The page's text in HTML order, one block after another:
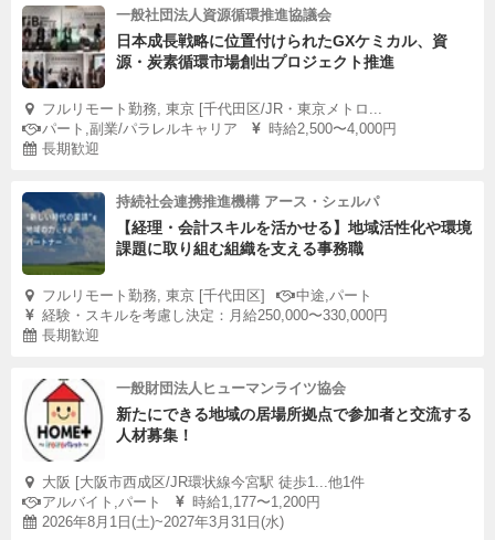
一般社団法人資源循環推進協議会
日本成長戦略に位置付けられたGXケミカル、資
源・炭素循環市場創出プロジェクト推進
フルリモート勤務, 東京 [千代田区/JR・東京メトロ...
パート,副業/パラレルキャリア
時給2,500〜4,000円
長期歓迎
持続社会連携推進機構 アース・シェルパ
【経理・会計スキルを活かせる】地域活性化や環境
課題に取り組む組織を支える事務職
フルリモート勤務, 東京 [千代田区]
中途,パート
経験・スキルを考慮し決定：月給250,000〜330,000円
長期歓迎
一般財団法人ヒューマンライツ協会
新たにできる地域の居場所拠点で参加者と交流する
人材募集！
大阪 [大阪市西成区/JR環状線今宮駅 徒歩1...他1件
アルバイト,パート
時給1,177〜1,200円
2026年8月1日(土)~2027年3月31日(水)